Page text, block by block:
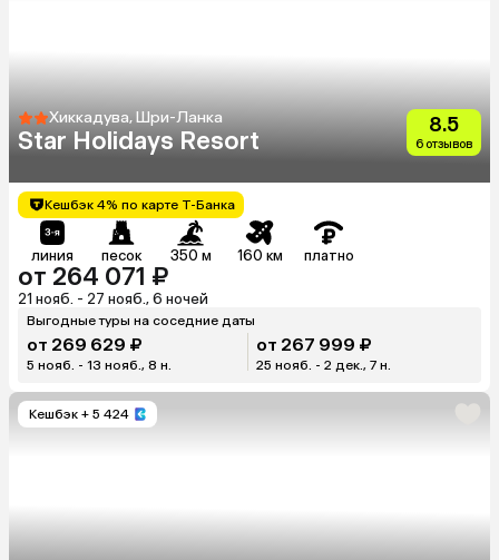
Хиккадува, Шри-Ланка
Star Holidays Resort
8.5
6 отзывов
Кешбэк 4% по карте Т-Банка
линия песок 350 м 160 км платно
от 264 071 ₽
21 нояб. - 27 нояб., 6 ночей
Выгодные туры на соседние даты
от 269 629 ₽
5 нояб. - 13 нояб., 8 н.
от 267 999 ₽
25 нояб. - 2 дек., 7 н.
Кешбэк + 5 424